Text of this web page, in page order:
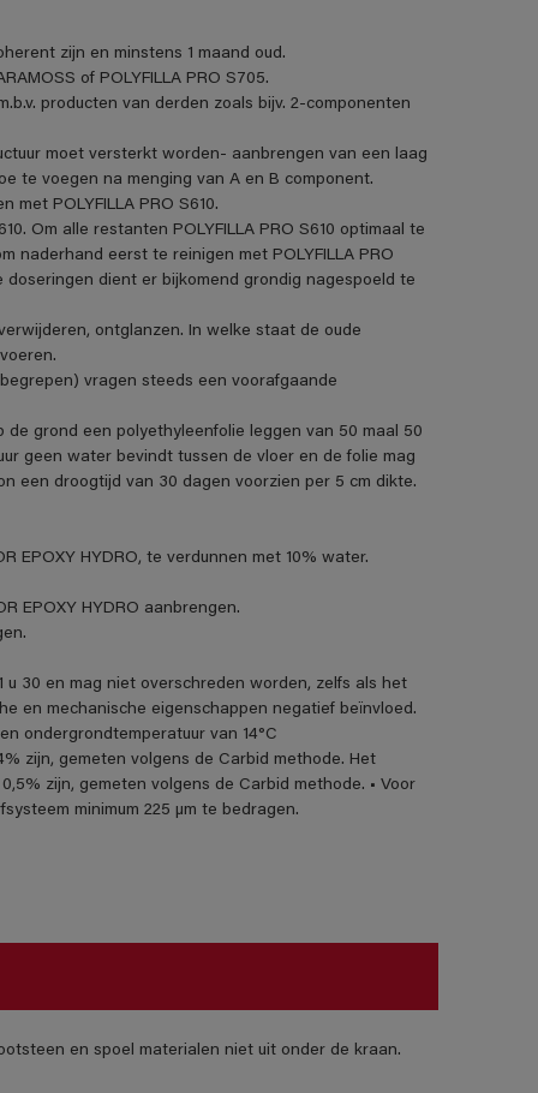
zijn en minstens 1 maand oud.
of POLYFILLA PRO S705.
producten van derden zoals bijv. 2-componenten
moet versterkt worden- aanbrengen van een laag
te voegen na menging van A en B component.
POLYFILLA PRO S610.
Om alle restanten POLYFILLA PRO S610 optimaal te
naderhand eerst te reinigen met POLYFILLA PRO
dient er bijkomend grondig nagespoeld te
ontglanzen. In welke staat de oude
vragen steeds een voorafgaande
grond een polyethyleenfolie leggen van 50 maal 50
geen water bevindt tussen de vloer en de folie mag
een droogtijd van 30 dagen voorzien per 5 cm dikte.
EPOXY HYDRO, te verdunnen met 10% water.
EPOXY HYDRO aanbrengen.
u 30 en mag niet overschreden worden, zelfs als het
en mechanische eigenschappen negatief beïnvloed.
ondergrondtemperatuur van 14°C
zijn, gemeten volgens de Carbid methode. Het
zijn, gemeten volgens de Carbid methode. • Voor
minimum 225 µm te bedragen.
en spoel materialen niet uit onder de kraan.